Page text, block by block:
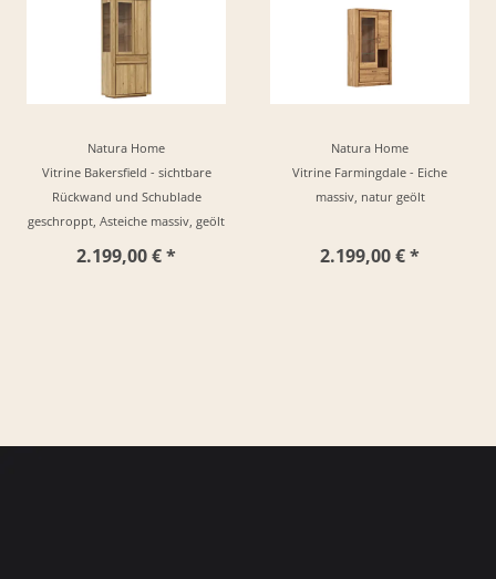
Natura Home
Vitrine Bakersfield - sichtbare
Rückwand und Schublade
geschroppt, Asteiche massiv, geölt
2.199,00 € *
Natura Home
Vitrine Farmingdale - Eiche
massiv, natur geölt
2.199,00 € *